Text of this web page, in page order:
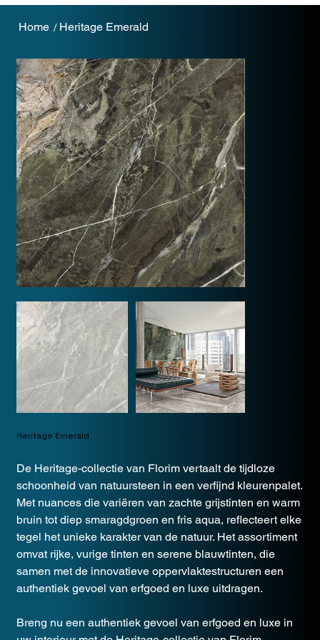
Home / Heritage Emerald
Heritage Emerald
De Heritage-collectie van Florim vertaalt de tijdloze
schoonheid van natuursteen in een verfijnd kleurenpalet.
Met nuances die variëren van zachte grijstinten en warm
bruin tot diep smaragdgroen en fris aqua, reflecteert elke
tegel het unieke karakter van de natuur. Het assortiment
omvat rijke, vurige tinten en serene blauwtinten, die
samen met de innovatieve oppervlaktestructuren een
authentiek gevoel van erfgoed en luxe uitdragen.
Breng nu een authentiek gevoel van erfgoed en luxe in